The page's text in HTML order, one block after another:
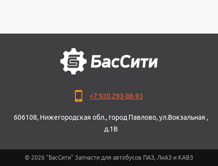
+7 920 293-88-93
606108, Нижегородская обл., город Павлово, ул.Вокзальная ,
д.1В
© 2026 "БасСити" Запчасти для автобусов ПАЗ, ЛиАЗ и КАВЗ